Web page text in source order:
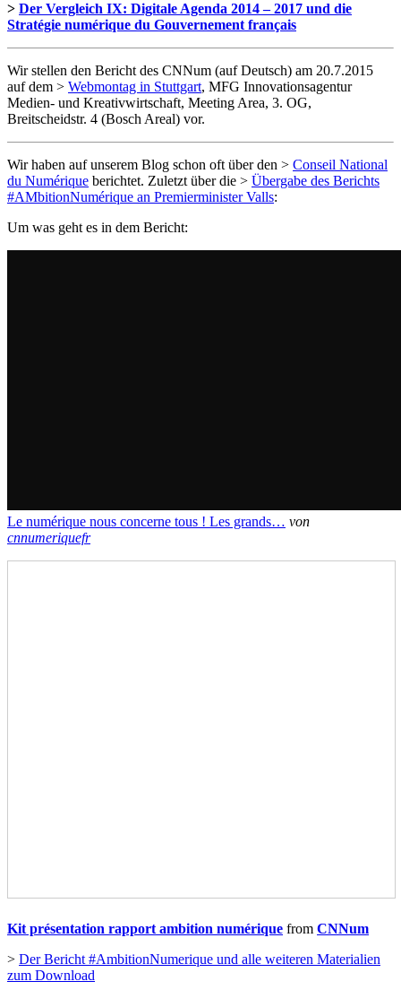
> Der Vergleich IX: Digitale Agenda 2014 – 2017 und die
Stratégie numérique du Gouvernement français
Wir stellen den Bericht des CNNum (auf Deutsch) am 20.7.2015
auf dem > Webmontag in Stuttgart, MFG Innovationsagentur
Medien- und Kreativwirtschaft, Meeting Area, 3. OG,
Breitscheidstr. 4 (Bosch Areal) vor.
Wir haben auf unserem Blog schon oft über den > Conseil National
du Numérique berichtet. Zuletzt über die > Übergabe des Berichts
#AMbitionNumérique an Premierminister Valls:
Um was geht es in dem Bericht:
Le numérique nous concerne tous ! Les grands… von
cnnumeriquefr
Kit présentation rapport ambition numérique from CNNum
> Der Bericht #AmbitionNumerique und alle weiteren Materialien
zum Download